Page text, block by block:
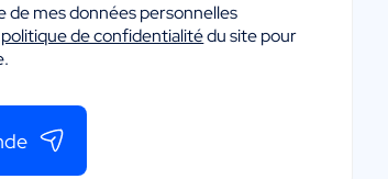
de mes données personnelles
politique de confidentialitédu site pour